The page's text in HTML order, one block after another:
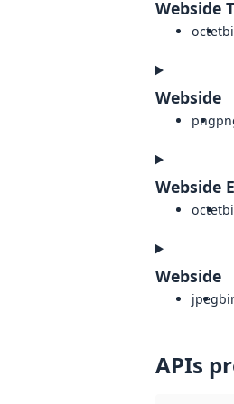
Webside
octet
Webside
png
Webside
octet
Webside
jpeg
APIs